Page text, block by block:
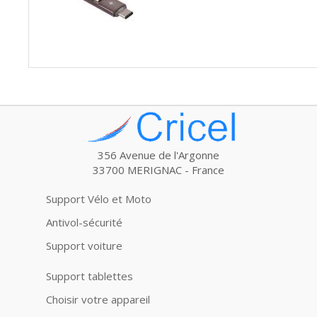
356 Avenue de l'Argonne
33700 MERIGNAC - France
Support Vélo et Moto
Antivol-sécurité
Support voiture
Support tablettes
Choisir votre appareil